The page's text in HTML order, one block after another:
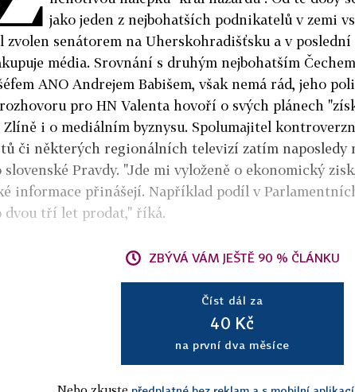
jako jeden z nejbohatších podnikatelů v zemi
zvolen senátorem na Uherskohradišťsku a v poslední
média. Srovnání s druhým nejbohatším
ANO Andrejem Babišem, však nemá rád, jeho
pro HN Valenta hovoří o svých plánech
Zlíně i o mediálním byznysu. Spolumajitel
či některých regionálních televizí zatím naposledy
slovenské Pravdy. "Jde mi vyloženě o ekonomický
informace přinášejí. Například podíl v
dvou tří let prodat," říká.
ZBÝVÁ VÁM JEŠTĚ 90 % ČLÁNKU
Číst dál za
40 Kč
na první dva měsíce